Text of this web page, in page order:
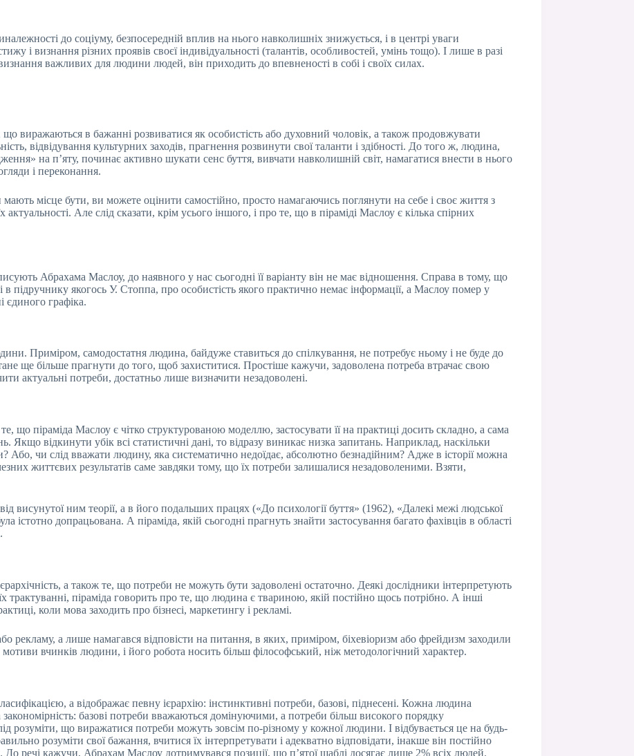
до соціуму, безпосередній вплив на нього навколишніх знижується, і в центрі уваги
і визнання різних проявів своєї індивідуальності (талантів, особливостей, умінь тощо). І лише в разі
визнання важливих для людини людей, він приходить до впевненості в собі і своїх силах.
виражаються в бажанні розвиватися як особистість або духовний чоловік, а також продовжувати
відвідування культурних заходів, прагнення розвинути свої таланти і здібності. До того ж, людина,
на п’яту, починає активно шукати сенс буття, вивчати навколишній світ, намагатися внести в нього
і переконання.
місце бути, ви можете оцінити самостійно, просто намагаючись поглянути на себе і своє життя з
Але слід сказати, крім усього іншого, і про те, що в піраміді Маслоу є кілька спірних
Абрахама Маслоу, до наявного у нас сьогодні її варіанту він не має відношення. Справа в тому, що
в підручнику якогось У. Стоппа, про особистість якого практично немає інформації, а Маслоу помер у
єдиного графіка.
Приміром, самодостатня людина, байдуже ставиться до спілкування, не потребує ньому і не буде до
ще більше прагнути до того, щоб захиститися. Простіше кажучи, задоволена потреба втрачає свою
актуальні потреби, достатньо лише визначити незадоволені.
що піраміда Маслоу є чітко структурованою моделлю, застосувати її на практиці досить складно, а сама
відкинути убік всі статистичні дані, то відразу виникає низка запитань. Наприклад, наскільки
Або, чи слід вважати людину, яка систематично недоїдає, абсолютно безнадійним? Адже в історії можна
життєвих результатів саме завдяки тому, що їх потреби залишалися незадоволеними. Взяти,
висунутої ним теорії, а в його подальших працях («До психології буття» (1962), «Далекі межі людської
істотно допрацьована. А піраміда, якій сьогодні прагнуть знайти застосування багато фахівців в області
а також те, що потреби не можуть бути задоволені остаточно. Деякі дослідники інтерпретують
трактуванні, піраміда говорить про те, що людина є твариною, якій постійно щось потрібно. А інші
коли мова заходить про бізнесі, маркетингу і рекламі.
рекламу, а лише намагався відповісти на питання, в яких, приміром, біхевіоризм або фрейдизм заходили
вчинків людини, і його робота носить більш філософський, ніж методологічний характер.
а відображає певну ієрархію: інстинктивні потреби, базові, піднесені. Кожна людина
базові потреби вважаються домінуючими, а потреби більш високого порядку
розуміти, що виражатися потреби можуть зовсім по-різному у кожної людини. І відбувається це на будь-
розуміти свої бажання, вчитися їх інтерпретувати і адекватно відповідати, інакше він постійно
До речі кажучи, Абрахам Маслоу дотримувався позиції, що п’ятої щаблі досягає лише 2% всіх людей.